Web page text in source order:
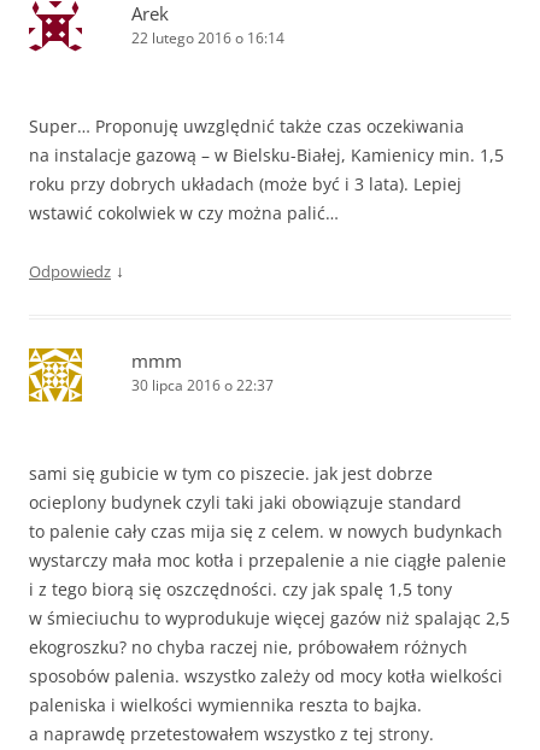
Arek
22 lutego 2016 o 16:14
Super… Proponuję uwzględnić także czas oczekiwania
na instalacje gazową – w Bielsku-Białej, Kamienicy min. 1,5
roku przy dobrych układach (może być i 3 lata). Lepiej
wstawić cokolwiek w czy można palić…
Odpowiedz ↓
mmm
30 lipca 2016 o 22:37
sami się gubicie w tym co piszecie. jak jest dobrze
ocieplony budynek czyli taki jaki obowiązuje standard
to palenie cały czas mija się z celem. w nowych budynkach
wystarczy mała moc kotła i przepalenie a nie ciągłe palenie
i z tego biorą się oszczędności. czy jak spalę 1,5 tony
w śmieciuchu to wyprodukuje więcej gazów niż spalając 2,5
ekogroszku? no chyba raczej nie, próbowałem różnych
sposobów palenia. wszystko zależy od mocy kotła wielkości
paleniska i wielkości wymiennika reszta to bajka.
a naprawdę przetestowałem wszystko z tej strony.